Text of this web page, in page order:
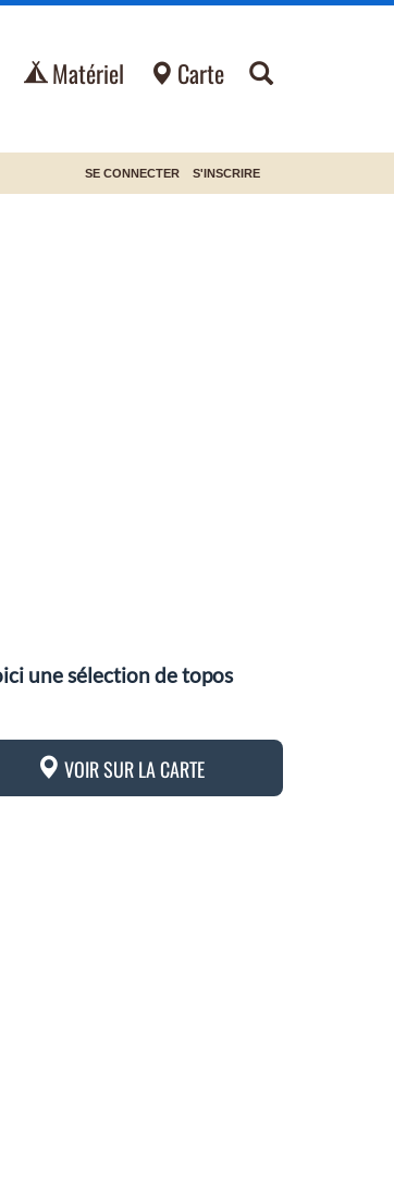
Matériel Carte
SE CONNECTER S'INSCRIRE
une sélection de topos
VOIR SUR LA CARTE